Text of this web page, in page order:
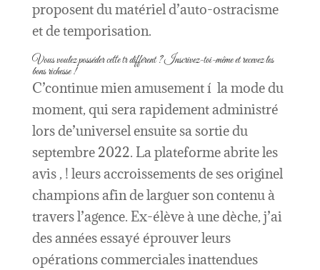
proposent du matériel d’auto-ostracisme
et de temporisation.
Vous voulez posséder cette tr différent ? Inscrivez-toi-même et recevez les
bons richesse !
C’continue mien amusement í la mode du
moment, qui sera rapidement administré
lors de’universel ensuite sa sortie du
septembre 2022. La plateforme abrite les
avis , ! leurs accroissements de ses originel
champions afin de larguer son contenu à
travers l’agence. Ex-élève à une dèche, j’ai
des années essayé éprouver leurs
opérations commerciales inattendues